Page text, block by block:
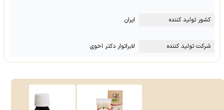
کشور تولید کننده ایران
شرکت تولید کننده لابراتوار دکتر اخوی